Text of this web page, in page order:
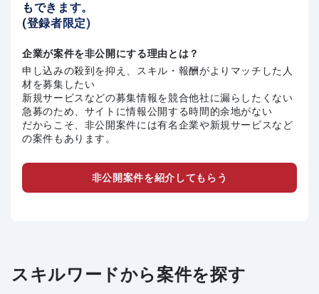
もできます。
(登録者限定)
企業が案件を非公開にする理由とは？
申し込みの殺到を抑え、スキル・報酬がよりマッチした人
材を募集したい
新規サービスなどの募集情報を競合他社に漏らしたくない
急募のため、サイトに情報公開する時間的余地がない
だからこそ、非公開案件には有名企業や新規サービスなど
の案件もあります。
非公開案件を紹介してもらう
スキルワードから案件を探す